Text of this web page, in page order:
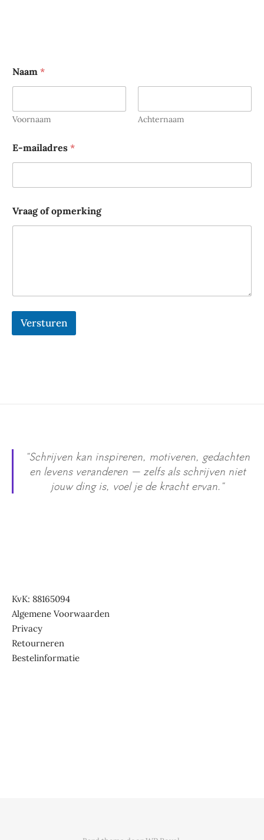
Naam *
Voornaam Achternaam
E-mailadres *
f
o
i
g
Vraag of opmerking
Versturen
"Schrijven kan inspireren, motiveren, gedachten
en levens veranderen — zelfs als schrijven niet
jouw ding is, voel je de kracht ervan."
KvK: 88165094
Algemene Voorwaarden
Privacy
Retourneren
Bestelinformatie